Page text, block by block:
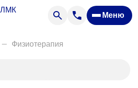
Меню
Физиотерапия